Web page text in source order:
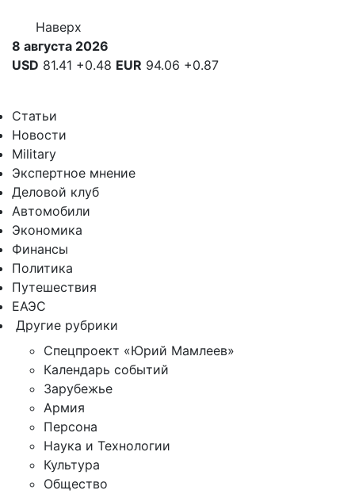
Наверх
8 августа 2026
USD 81.41 +0.48 EUR 94.06 +0.87
Статьи
Новости
Military
Экспертное мнение
Деловой клуб
Автомобили
Экономика
Финансы
Политика
Путешествия
ЕАЭС
Другие рубрики
Спецпроект «Юрий Мамлеев»
Календарь событий
Зарубежье
Армия
Персона
Наука и Технологии
Культура
Общество